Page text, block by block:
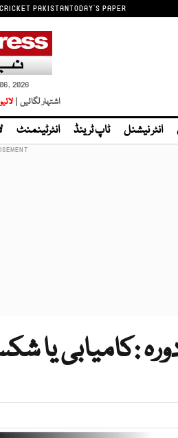
CRICKET PAKISTANTODAY'S PAPER
06, 2026
اشتہار لگائیں |
انٹر نیشنل ٹاپ ٹرینڈ انٹرٹینمنٹ
:کامیابی یا